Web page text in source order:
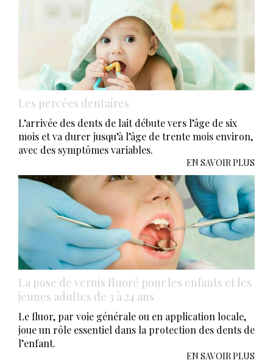
Les percées dentaires
L’arrivée des dents de lait débute vers l’âge de six
mois et va durer jusqu’à l’âge de trente mois environ,
avec des symptômes variables.
EN SAVOIR PLUS
La pose de vernis fluoré pour les enfants et les
jeunes adultes de 3 à 24 ans
Le fluor, par voie générale ou en application locale,
joue un rôle essentiel dans la protection des dents de
l’enfant.
EN SAVOIR PLUS